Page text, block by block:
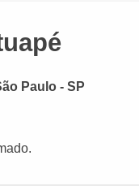
Paulo - SP